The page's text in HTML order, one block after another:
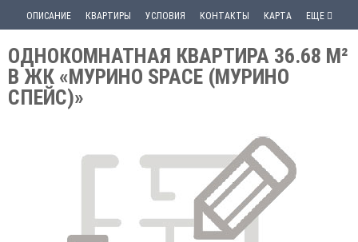
ОПИСАНИЕ КВАРТИРЫ УСЛОВИЯ КОНТАКТЫ КАРТА ЕЩЕ
ОДНОКОМНАТНАЯ КВАРТИРА 36.68 М²
В ЖК «МУРИНО SPACE (МУРИНО
СПЕЙС)»